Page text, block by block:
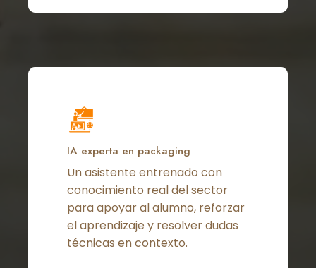
IA experta en packaging
Un asistente entrenado con
conocimiento real del sector
para apoyar al alumno, reforzar
el aprendizaje y resolver dudas
técnicas en contexto.